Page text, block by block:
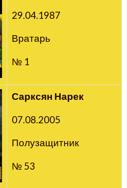
29.04.1987
Вратарь
№ 1
Сарксян Нарек
07.08.2005
Полузащитник
№ 53